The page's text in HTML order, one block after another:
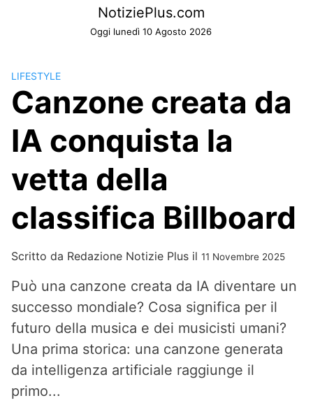
NotiziePlus.com
Oggi lunedì 10 Agosto 2026
LIFESTYLE
Canzone creata da
IA conquista la
vetta della
classifica Billboard
Scritto da Redazione Notizie Plus il 11 Novembre 2025
Può una canzone creata da IA diventare un
successo mondiale? Cosa significa per il
futuro della musica e dei musicisti umani?
Una prima storica: una canzone generata
da intelligenza artificiale raggiunge il
primo...